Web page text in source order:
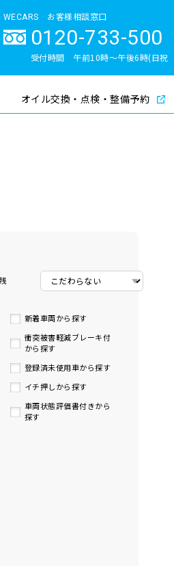
検索
WECARS お客様相談窓口
0120-733-500
受付時間 午前10時〜午後6時(日祝
オイル交換・点検・整備予約
新着車両から探す
衝突被害軽減ブレーキ付
から探す
登録済未使用車から探す
イチ押しから探す
車両状態評価書付きから
探す